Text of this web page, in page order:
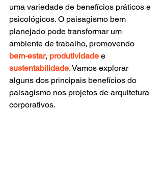
uma variedade de benefícios práticos e
psicológicos. O paisagismo bem
planejado pode transformar um
ambiente de trabalho, promovendo
bem-estar, produtividade e
sustentabilidade. Vamos explorar
alguns dos principais benefícios do
paisagismo nos projetos de arquitetura
corporativos.